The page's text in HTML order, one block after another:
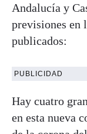
Andalucía y
previsiones en
publicados:
PUBLICIDAD
Hay cuatro
en esta nueva